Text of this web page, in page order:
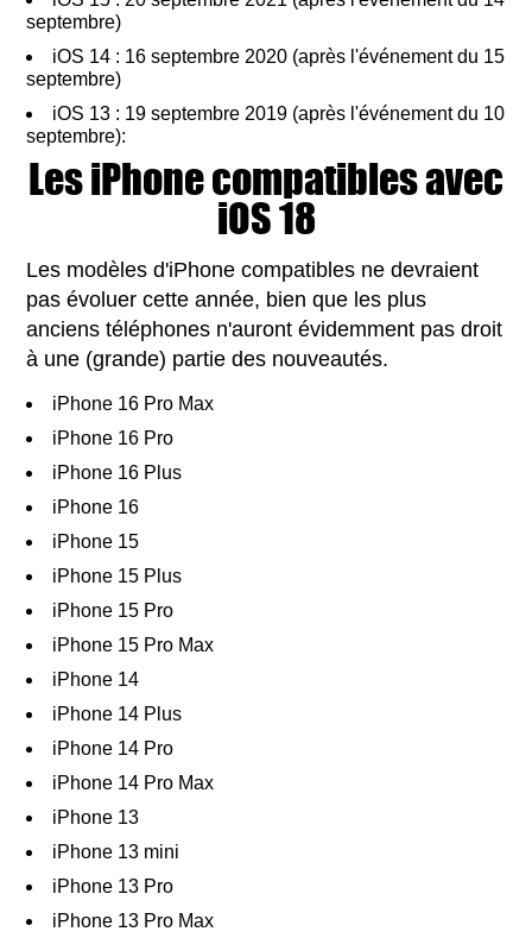
septembre)
iOS 14 : 16 septembre 2020 (après l'événement du 15
septembre)
iOS 13 : 19 septembre 2019 (après l'événement du 10
septembre):
Les iPhone compatibles avec
iOS 18
Les modèles d'iPhone compatibles ne devraient
pas évoluer cette année, bien que les plus
anciens téléphones n'auront évidemment pas droit
à une (grande) partie des nouveautés.
iPhone 16 Pro Max
iPhone 16 Pro
iPhone 16 Plus
iPhone 16
iPhone 15
iPhone 15 Plus
iPhone 15 Pro
iPhone 15 Pro Max
iPhone 14
iPhone 14 Plus
iPhone 14 Pro
iPhone 14 Pro Max
iPhone 13
iPhone 13 mini
iPhone 13 Pro
iPhone 13 Pro Max